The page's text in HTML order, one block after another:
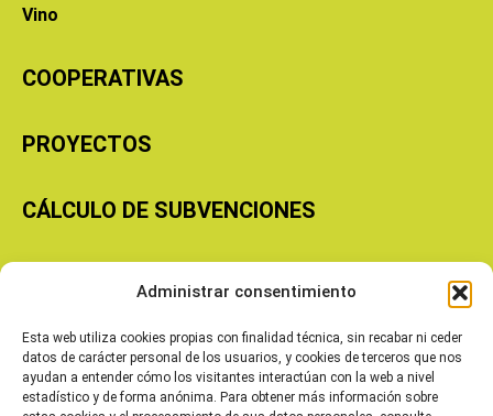
Administrar consentimiento
Esta web utiliza cookies propias con finalidad técnica, sin recabar ni ceder
datos de carácter personal de los usuarios, y cookies de terceros que nos
ayudan a entender cómo los visitantes interactúan con la web a nivel
estadístico y de forma anónima. Para obtener más información sobre
Vino
COOPERATIVAS
PROYECTOS
CÁLCULO DE SUBVENCIONES